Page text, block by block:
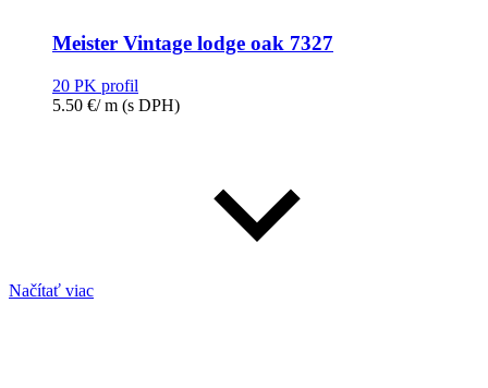
Meister Vintage lodge oak 7327
20 PK profil
5.50 €/ m (s DPH)
Načítať viac